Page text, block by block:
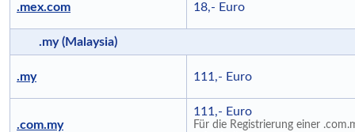
.mex.com 18,- Euro
.my (Malaysia)
.my 111,- Euro
.com.my
111,- Euro
Für die Registrierung einer